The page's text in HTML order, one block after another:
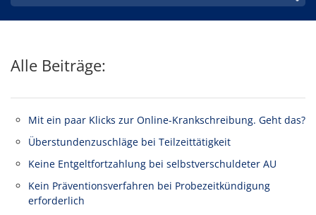
Alle Beiträge:
Mit ein paar Klicks zur Online-Krankschreibung. Geht das?
Überstundenzuschläge bei Teilzeittätigkeit
Keine Entgeltfortzahlung bei selbstverschuldeter AU
Kein Präventionsverfahren bei Probezeitkündigung
erforderlich